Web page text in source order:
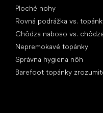
Ploché nohy
Rovná podrážka vs.
Chôdza naboso vs.
Nepremokavé topánky
Správna hygiena nôh
Barefoot topánky